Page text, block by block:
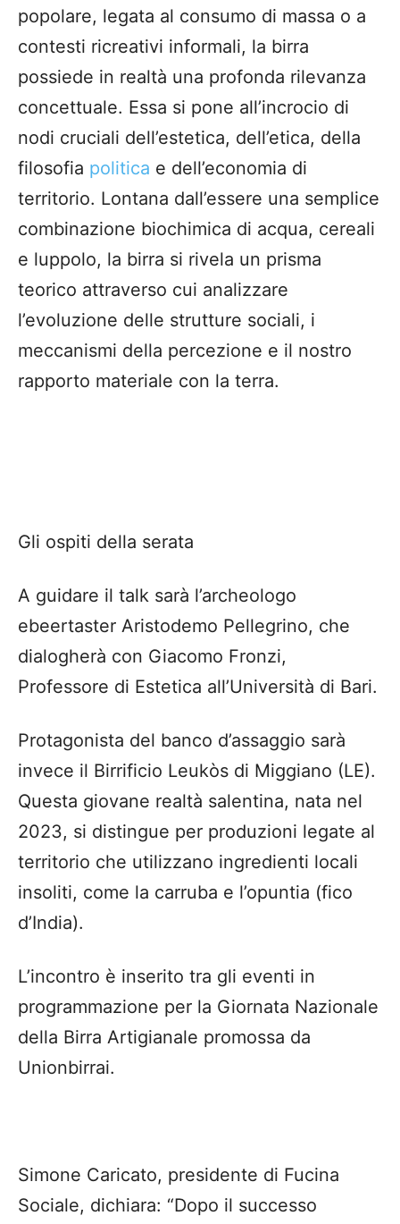
popolare, legata al consumo di massa o a
contesti ricreativi informali, la birra
possiede in realtà una profonda rilevanza
concettuale. Essa si pone all’incrocio di
nodi cruciali dell’estetica, dell’etica, della
filosofia politica e dell’economia di
territorio. Lontana dall’essere una semplice
combinazione biochimica di acqua, cereali
e luppolo, la birra si rivela un prisma
teorico attraverso cui analizzare
l’evoluzione delle strutture sociali, i
meccanismi della percezione e il nostro
rapporto materiale con la terra.
Gli ospiti della serata
A guidare il talk sarà l’archeologo
ebeertaster Aristodemo Pellegrino, che
dialogherà con Giacomo Fronzi,
Professore di Estetica all’Università di Bari.
Protagonista del banco d’assaggio sarà
invece il Birrificio Leukòs di Miggiano (LE).
Questa giovane realtà salentina, nata nel
2023, si distingue per produzioni legate al
territorio che utilizzano ingredienti locali
insoliti, come la carruba e l’opuntia (fico
d’India).
L’incontro è inserito tra gli eventi in
programmazione per la Giornata Nazionale
della Birra Artigianale promossa da
Unionbirrai.
Simone Caricato, presidente di Fucina
Sociale, dichiara: “Dopo il successo